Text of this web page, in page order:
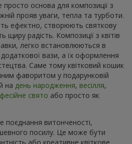
основа для композиції з
прояв уваги, тепла та турботи.
ефектно, створюють святкову
радість. Композиції з квітів
легко встановлюються в
додаткової вази, а їх оформлення
Саме тому квітковий кошик
фаворитом у подарунковій
на день народження, весілля,
свято або просто як
поєднання витонченості,
посилу. Це може бути